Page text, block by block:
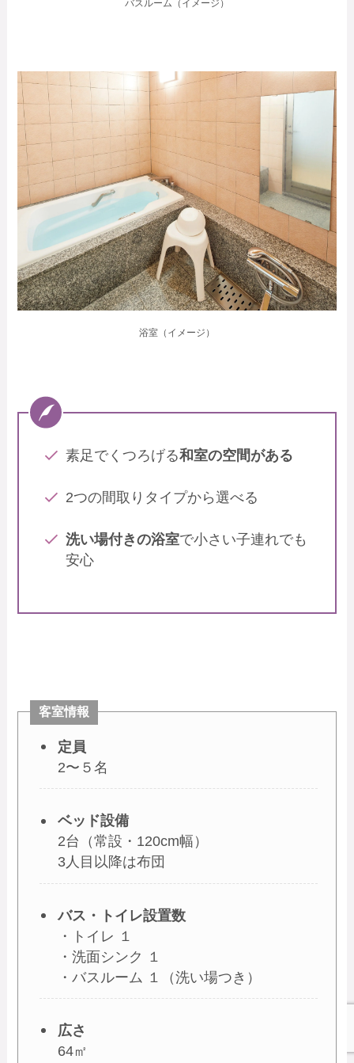
バスルーム（イメージ）
浴室（イメージ）
素足でくつろげる和室の空間がある
2つの間取りタイプから選べる
洗い場付きの浴室で小さい子連れでも
安心
客室情報
定員
2〜５名
ベッド設備
2台（常設・120cm幅）
3人目以降は布団
バス・トイレ設置数
・トイレ １
・洗面シンク １
・バスルーム １（洗い場つき）
広さ
64㎡